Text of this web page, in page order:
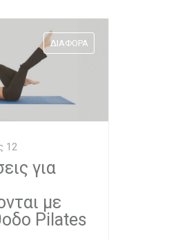
ΔΙΆΦΟΡΑ
12
για
με
Pilates